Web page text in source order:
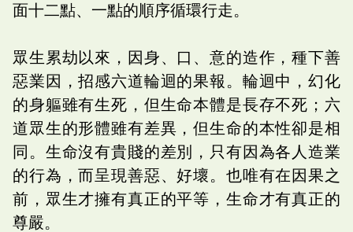
面十二點、一點的順序循環行走。
眾生累劫以來，因身、口、意的造作，種下善
惡業因，招感六道輪迴的果報。輪迴中，幻化
的身軀雖有生死，但生命本體是長存不死；六
道眾生的形體雖有差異，但生命的本性卻是相
同。生命沒有貴賤的差別，只有因為各人造業
的行為，而呈現善惡、好壞。也唯有在因果之
前，眾生才擁有真正的平等，生命才有真正的
尊嚴。